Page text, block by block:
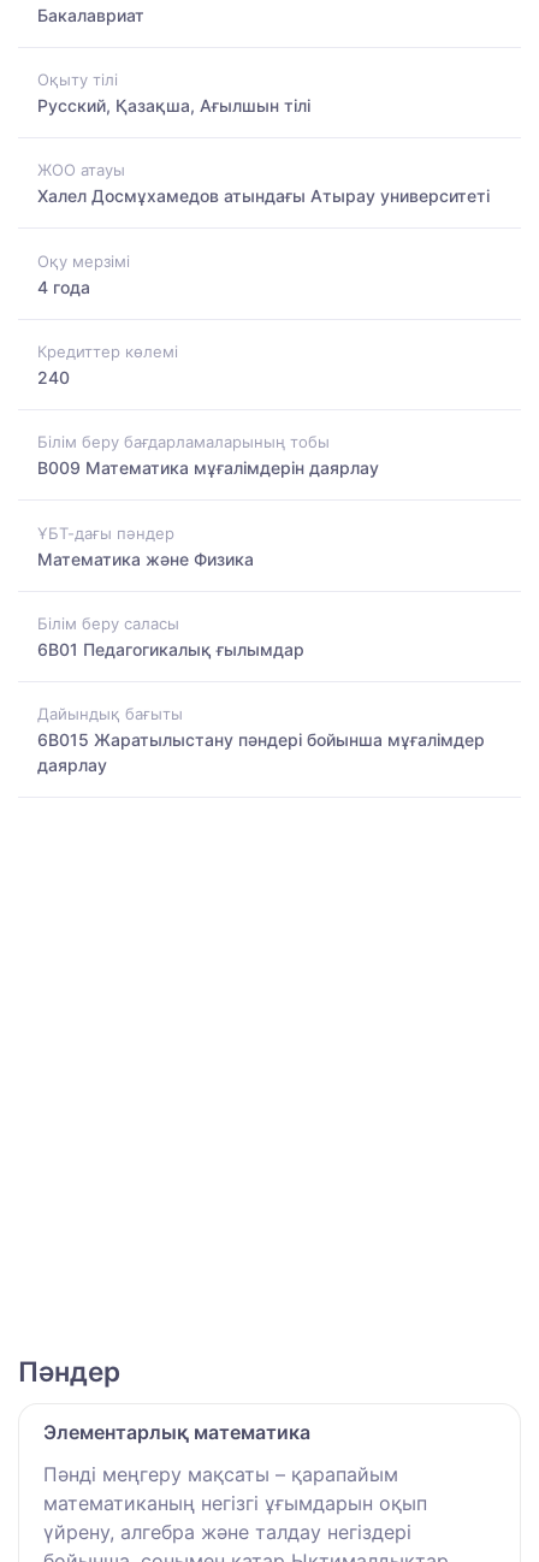
Бакалавриат
Оқыту тілі
Русский, Қазақша, Ағылшын тілі
ЖОО атауы
Халел Досмұхамедов атындағы Атырау университеті
Оқу мерзімі
4 года
Кредиттер көлемі
240
Білім беру бағдарламаларының тобы
B009 Математика мұғалімдерін даярлау
ҰБТ-дағы пәндер
Математика және Физика
Білім беру саласы
6B01 Педагогикалық ғылымдар
Дайындық бағыты
6B015 Жаратылыстану пәндері бойынша мұғалімдер
даярлау
Пәндер
Элементарлық математика
Пәнді меңгеру мақсаты – қарапайым
математиканың негізгі ұғымдарын оқып
үйрену, алгебра және талдау негіздері